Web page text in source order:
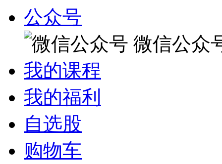
公众号
微信公众
我的课程
我的福利
自选股
购物车